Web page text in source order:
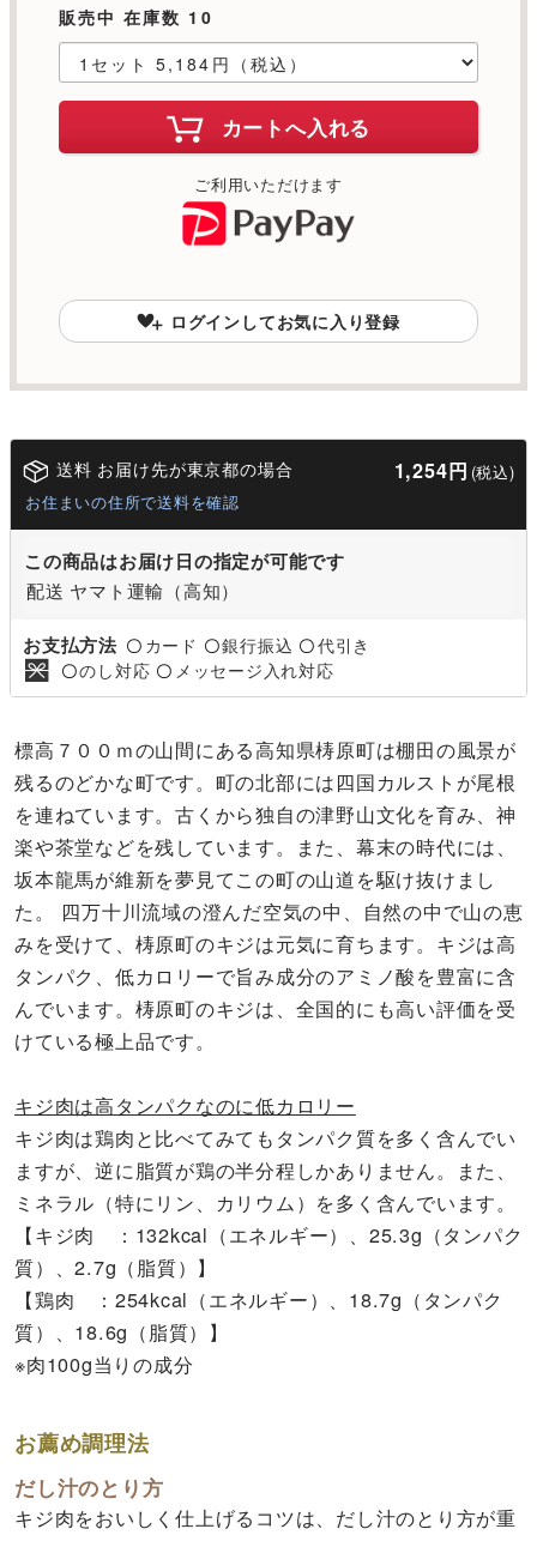
販売中 在庫数 10
カートへ入れる
ご利用いただけます
ログインしてお気に入り登録
送料 お届け先が東京都の場合 1,254円 (税込)
お住まいの住所で送料を確認
この商品はお届け日の指定が可能です
配送 ヤマト運輸（高知）
お支払方法 〇 カード 〇銀行振込 〇代引き
〇のし対応 〇 メッセージ入れ対応
標高７００ｍの山間にある高知県梼原町は棚田の風景が
残るのどかな町です。町の北部には四国カルストが尾根
を連ねています。古くから独自の津野山文化を育み、神
楽や茶堂などを残しています。また、幕末の時代には、
坂本龍馬が維新を夢見てこの町の山道を駆け抜けまし
た。 四万十川流域の澄んだ空気の中、自然の中で山の恵
みを受けて、梼原町のキジは元気に育ちます。キジは高
タンパク、低カロリーで旨み成分のアミノ酸を豊富に含
んでいます。梼原町のキジは、全国的にも高い評価を受
けている極上品です。
キジ肉は高タンパクなのに低カロリー
キジ肉は鶏肉と比べてみてもタンパク質を多く含んでい
ますが、逆に脂質が鶏の半分程しかありません。また、
ミネラル（特にリン、カリウム）を多く含んでいます。
【キジ肉 ：132kcal（エネルギー）、25.3g（タンパク
質）、2.7g（脂質）】
【鶏肉 ：254kcal（エネルギー）、18.7g（タンパク
質）、18.6g（脂質）】
※肉100g当りの成分
お薦め調理法
だし汁のとり方
キジ肉をおいしく仕上げるコツは、だし汁のとり方が重